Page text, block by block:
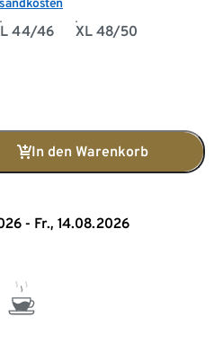
L 44/46 XL 48/50
In den Warenkorb
- Fr., 14.08.2026